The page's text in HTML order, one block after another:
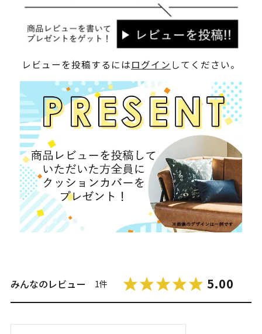
レビューを投稿するにはログイン してください。
みんなのレビュー 1件 5.00